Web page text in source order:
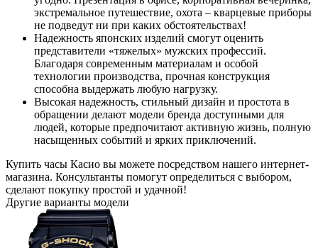
экстремальное путешествие, охота – кварцевые приборы
не подведут ни при каких обстоятельствах!
Надежность японских изделий смогут оценить
представители «тяжелых» мужских профессий.
Благодаря современным материалам и особой
технологии производства, прочная конструкция
способна выдержать любую нагрузку.
Высокая надежность, стильный дизайн и простота в
обращении делают модели бренда доступными для
людей, которые предпочитают активную жизнь, полную
насыщенных событий и ярких приключений.
Купить часы Касио вы можете посредством нашего интернет-
магазина. Консультанты помогут определиться с выбором,
сделают покупку простой и удачной!
Другие варианты модели